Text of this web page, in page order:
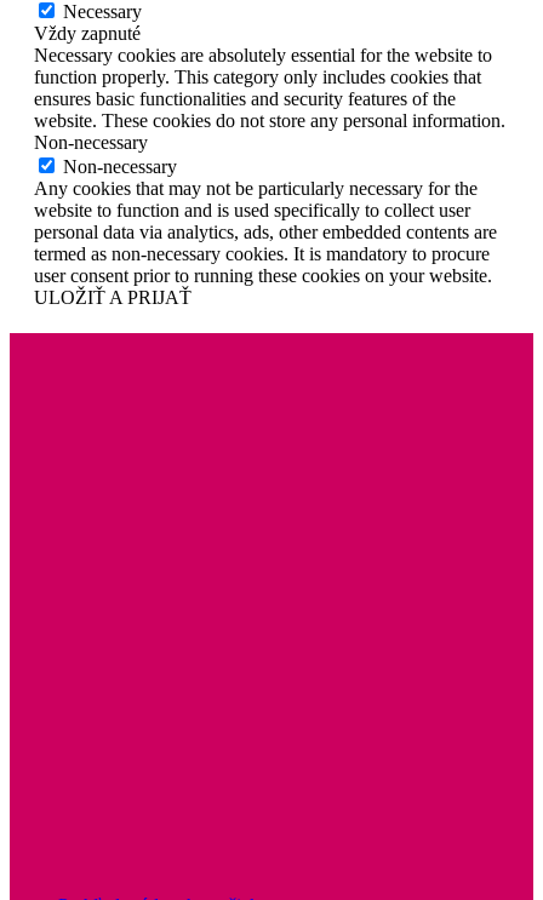
Necessary
Vždy zapnuté
Necessary cookies are absolutely essential for the website to
function properly. This category only includes cookies that
ensures basic functionalities and security features of the
website. These cookies do not store any personal information.
Non-necessary
Non-necessary
Any cookies that may not be particularly necessary for the
website to function and is used specifically to collect user
personal data via analytics, ads, other embedded contents are
termed as non-necessary cookies. It is mandatory to procure
user consent prior to running these cookies on your website.
ULOŽIŤ A PRIJAŤ